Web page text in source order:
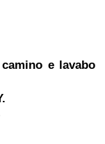
e lavabo